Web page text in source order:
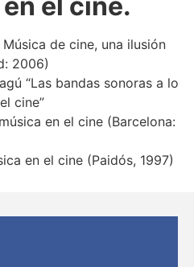
de cine, una ilusión
2006)
“Las bandas sonoras a lo
cine”
en el cine (Barcelona:
en el cine (Paidós, 1997)